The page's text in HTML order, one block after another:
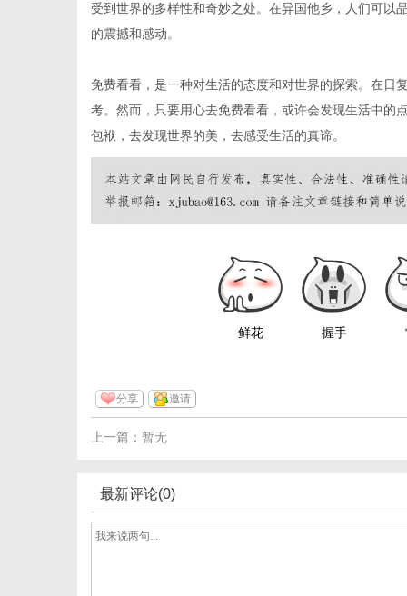
受到世界的多样性和奇妙之处。在异国他乡，人们可以
的震撼和感动。
免费看看，是一种对生活的态度和对世界的探索。在日
考。然而，只要用心去免费看看，或许会发现生活中的
包袱，去发现世界的美，去感受生活的真谛。
鲜花 握手
分享 邀请
上一篇：暂无
最新评论(0)